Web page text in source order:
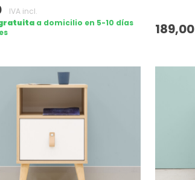
IVA incl.
a domicilio en 5-10 días
189,00